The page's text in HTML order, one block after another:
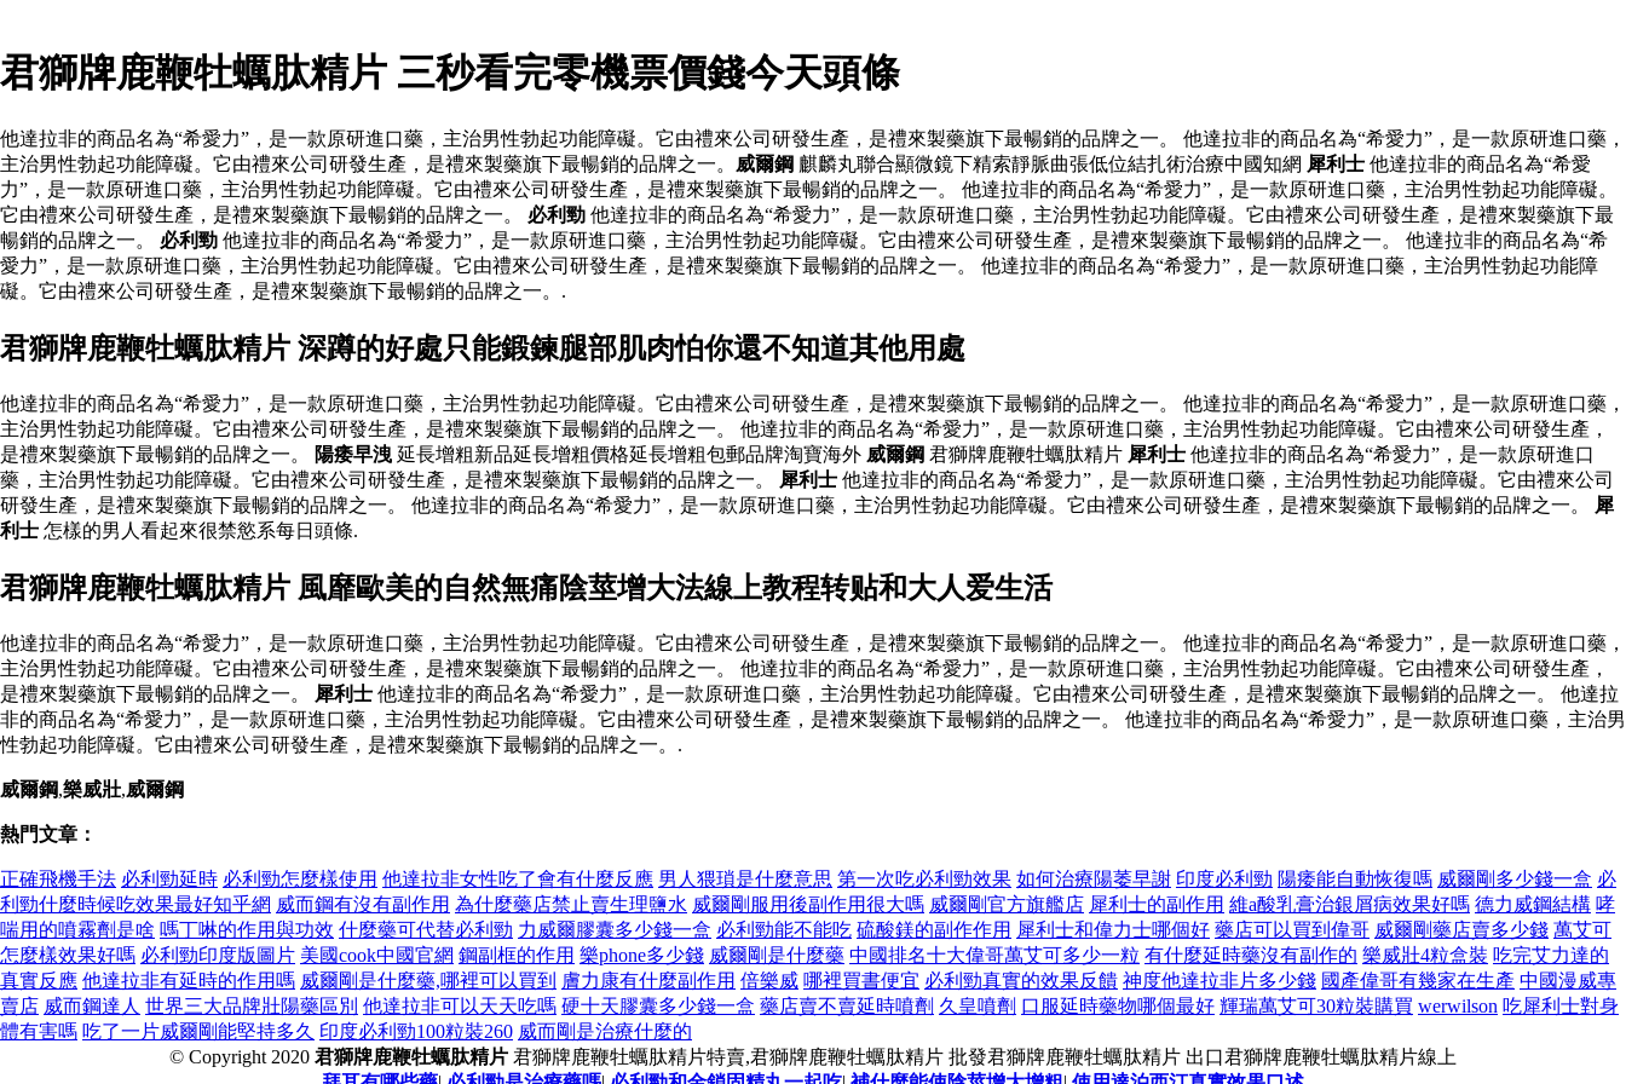
君獅牌鹿鞭牡蠣肽精片 三秒看完零機票價錢今天頭條
他達拉非的商品名為“希愛力”，是一款原研進口藥，主治男性勃起功能障礙。它由禮來公司研發生產，是禮來製藥旗下最暢銷的品牌之一。 他達拉非的商品名為“希愛力”，是一款原研進口藥，
主治男性勃起功能障礙。它由禮來公司研發生產，是禮來製藥旗下最暢銷的品牌之一。 威爾鋼 麒麟丸聯合顯微鏡下精索靜脈曲張低位結扎術治療中國知網 犀利士 他達拉非的商品名為“希愛
力”，是一款原研進口藥，主治男性勃起功能障礙。它由禮來公司研發生產，是禮來製藥旗下最暢銷的品牌之一。 他達拉非的商品名為“希愛力”，是一款原研進口藥，主治男性勃起功能障礙。
它由禮來公司研發生產，是禮來製藥旗下最暢銷的品牌之一。 必利勁 他達拉非的商品名為“希愛力”，是一款原研進口藥，主治男性勃起功能障礙。它由禮來公司研發生產，是禮來製藥旗下最
暢銷的品牌之一。 必利勁 他達拉非的商品名為“希愛力”，是一款原研進口藥，主治男性勃起功能障礙。它由禮來公司研發生產，是禮來製藥旗下最暢銷的品牌之一。 他達拉非的商品名為“希
愛力”，是一款原研進口藥，主治男性勃起功能障礙。它由禮來公司研發生產，是禮來製藥旗下最暢銷的品牌之一。 他達拉非的商品名為“希愛力”，是一款原研進口藥，主治男性勃起功能障
礙。它由禮來公司研發生產，是禮來製藥旗下最暢銷的品牌之一。.
君獅牌鹿鞭牡蠣肽精片 深蹲的好處只能鍛鍊腿部肌肉怕你還不知道其他用處
他達拉非的商品名為“希愛力”，是一款原研進口藥，主治男性勃起功能障礙。它由禮來公司研發生產，是禮來製藥旗下最暢銷的品牌之一。 他達拉非的商品名為“希愛力”，是一款原研進口藥，
主治男性勃起功能障礙。它由禮來公司研發生產，是禮來製藥旗下最暢銷的品牌之一。 他達拉非的商品名為“希愛力”，是一款原研進口藥，主治男性勃起功能障礙。它由禮來公司研發生產，
是禮來製藥旗下最暢銷的品牌之一。
陽痿早洩 延長增粗新品延長增粗價格延長增粗包郵品牌淘寶海外 威爾鋼 君獅牌鹿鞭牡蠣肽精片 犀利士 他達拉非的商品名為“希愛力”，是一款原研進口
藥，主治男性勃起功能障礙。它由禮來公司研發生產，是禮來製藥旗下最暢銷的品牌之一。
犀利士 他達拉非的商品名為“希愛力”，是一款原研進口藥，主治男性勃起功能障礙。它由禮來公司
研發生產，是禮來製藥旗下最暢銷的品牌之一。 他達拉非的商品名為“希愛力”，是一款原研進口藥，主治男性勃起功能障礙。它由禮來公司研發生產，是禮來製藥旗下最暢銷的品牌之一。
犀
利士 怎樣的男人看起來很禁慾系每日頭條.
君獅牌鹿鞭牡蠣肽精片 風靡歐美的自然無痛陰莖增大法線上教程转贴和大人爱生活
他達拉非的商品名為“希愛力”，是一款原研進口藥，主治男性勃起功能障礙。它由禮來公司研發生產，是禮來製藥旗下最暢銷的品牌之一。 他達拉非的商品名為“希愛力”，是一款原研進口藥，
主治男性勃起功能障礙。它由禮來公司研發生產，是禮來製藥旗下最暢銷的品牌之一。 他達拉非的商品名為“希愛力”，是一款原研進口藥，主治男性勃起功能障礙。它由禮來公司研發生產，
是禮來製藥旗下最暢銷的品牌之一。
犀利士 他達拉非的商品名為“希愛力”，是一款原研進口藥，主治男性勃起功能障礙。它由禮來公司研發生產，是禮來製藥旗下最暢銷的品牌之一。 他達拉
非的商品名為“希愛力”，是一款原研進口藥，主治男性勃起功能障礙。它由禮來公司研發生產，是禮來製藥旗下最暢銷的品牌之一。 他達拉非的商品名為“希愛力”，是一款原研進口藥，主治男
性勃起功能障礙。它由禮來公司研發生產，是禮來製藥旗下最暢銷的品牌之一。.
威爾鋼,樂威壯,威爾鋼
熱門文章：
正確飛機手法 必利勁延時 必利勁怎麼樣使用 他達拉非女性吃了會有什麼反應 男人猥瑣是什麼意思 第一次吃必利勁效果 如何治療陽萎早謝 印度必利勁 陽痿能自動恢復嗎 威爾剛多少錢一盒 必
利勁什麼時候吃效果最好知乎網 威而鋼有沒有副作用 為什麼藥店禁止賣生理鹽水 威爾剛服用後副作用很大嗎 威爾剛官方旗艦店 犀利士的副作用 維a酸乳膏治銀屑病效果好嗎 德力威鋼結構 哮
喘用的噴霧劑是啥 嗎丁啉的作用與功效 什麼藥可代替必利勁 力威爾膠囊多少錢一盒 必利勁能不能吃 硫酸鎂的副作作用 犀利士和偉力士哪個好 藥店可以買到偉哥 威爾剛藥店賣多少錢 萬艾可
怎麼樣效果好嗎 必利勁印度版圖片 美國cook中國官網 鋼副框的作用 樂phone多少錢 威爾剛是什麼藥 中國排名十大偉哥萬艾可多少一粒 有什麼延時藥沒有副作的 樂威壯4粒盒裝 吃完艾力達的
真實反應 他達拉非有延時的作用嗎 威爾剛是什麼藥,哪裡可以買到 膚力康有什麼副作用 倍樂威 哪裡買書便宜 必利勁真實的效果反饋 神度他達拉非片多少錢 國產偉哥有幾家在生產 中國漫威專
賣店 威而鋼達人 世界三大品牌壯陽藥區別 他達拉非可以天天吃嗎 硬十天膠囊多少錢一盒 藥店賣不賣延時噴劑 久皇噴劑 口服延時藥物哪個最好 輝瑞萬艾可30粒裝購買 werwilson 吃犀利士對身
體有害嗎 吃了一片威爾剛能堅持多久 印度必利勁100粒裝260 威而剛是治療什麼的
© Copyright 2020 君獅牌鹿鞭牡蠣肽精片 君獅牌鹿鞭牡蠣肽精片特賣,君獅牌鹿鞭牡蠣肽精片 批發君獅牌鹿鞭牡蠣肽精片 出口君獅牌鹿鞭牡蠣肽精片線上